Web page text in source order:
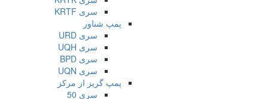
سری KRTF
پمپ شناور
سری URD
سری UQH
سری BPD
سری UQN
پمپ گریز از مرکز
سری 50